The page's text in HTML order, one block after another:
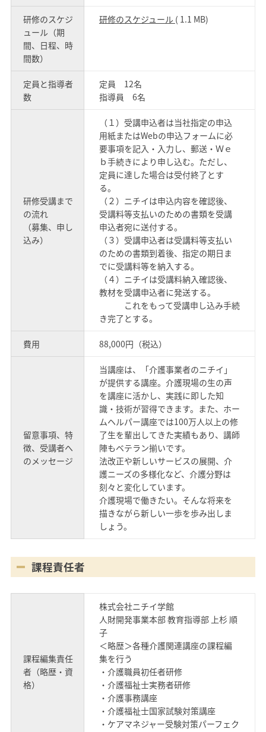
研修のスケジ
ュール（期
間、日程、時
間数）
研修のスケジュール ( 1.1 MB)
定員と指導者
数
定員 12名
指導員 6名
研修受講まで
の流れ
（募集、申し
込み）
（１）受講申込者は当社指定の申込
用紙またはWebの申込フォームに必
要事項を記入・入力し、郵送・Ｗｅ
ｂ手続きにより申し込む。ただし、
定員に達した場合は受付終了とす
る。
（２）ニチイは申込内容を確認後、
受講料等支払いのための書類を受講
申込者宛に送付する。
（３）受講申込者は受講料等支払い
のための書類到着後、指定の期日ま
でに受講料等を納入する。
（４）ニチイは受講料納入確認後、
教材を受講申込者に発送する。
これをもって受講申し込み手続
き完了とする。
費用 88,000円（税込）
留意事項、特
徴、受講者へ
のメッセージ
当講座は、「介護事業者のニチイ」
が提供する講座。介護現場の生の声
を講座に活かし、実践に即した知
識・技術が習得できます。また、ホー
ムヘルパー講座では100万人以上の修
了生を輩出してきた実績もあり、講師
陣もベテラン揃いです。
法改正や新しいサービスの展開、介
護ニーズの多様化など、介護分野は
刻々と変化しています。
介護現場で働きたい。そんな将来を
描きながら新しい一歩を歩み出しま
しょう。
課程責任者
課程編集責任
者（略歴・資
格）
株式会社ニチイ学館
人財開発事業本部 教育指導部 上杉 順
子
＜略歴＞各種介護関連講座の課程編
集を行う
・介護職員初任者研修
・介護福祉士実務者研修
・介護事務講座
・介護福祉士国家試験対策講座
・ケアマネジャー受験対策パーフェク